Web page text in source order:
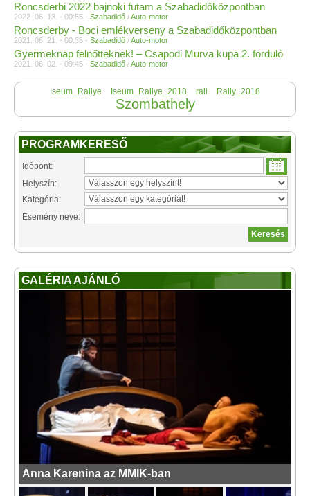
Roncsderbi 2022 bajnoki futam a Szabadidőközpontban
2022. 06. 13. - 00:55 - Szabadidő /Auto-motor
Roncsderby - Boci emlékverseny a Szabadidőközpontban
2021. 06. 21. - 00:35 - Szabadidő /Auto-motor
Gyermeknap felnőtteknek! – Csapodi Murva kupa 2. forduló
2021. 06. 02. - 09:45 - Szabadidő /Auto-motor
Iseum_Rallye Iseum_Rallye_2018 rali Rally_2018
Szombathely
PROGRAMKERESŐ
Időpont:
Helyszín:
Kategória:
Esemény neve:
GALÉRIA AJÁNLÓ
Anna Karenina az MMIK-ban